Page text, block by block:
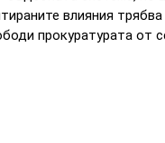
влияния
прокуратурата от